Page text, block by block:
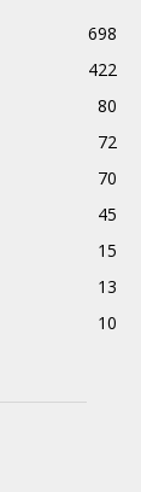
698
422
80
72
70
45
15
13
10